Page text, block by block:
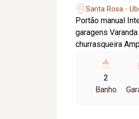
Santa Rosa -
Portão manual
garagens Varanda gourmet com
churrasqueira Ampla sala em 2 ambs
embutidos e
Banheiro acessível 7 quartos
suítes, 1 com
2
Banho